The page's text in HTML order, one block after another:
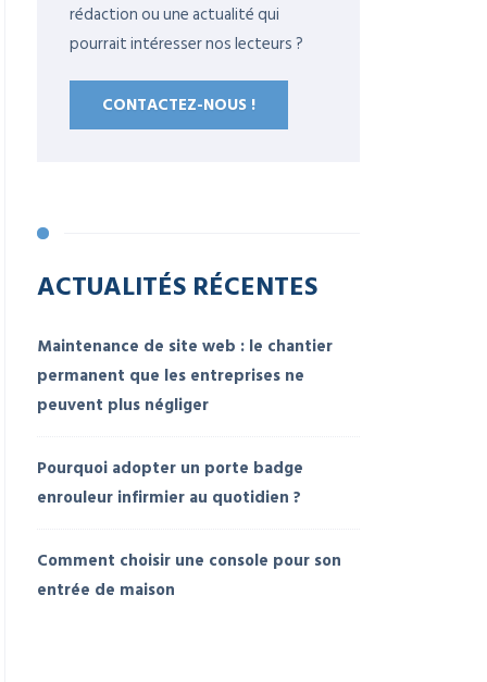
rédaction ou une actualité qui
pourrait intéresser nos lecteurs ?
CONTACTEZ-NOUS !
ACTUALITÉS RÉCENTES
Maintenance de site web : le chantier
permanent que les entreprises ne
peuvent plus négliger
Pourquoi adopter un porte badge
enrouleur infirmier au quotidien ?
Comment choisir une console pour son
entrée de maison